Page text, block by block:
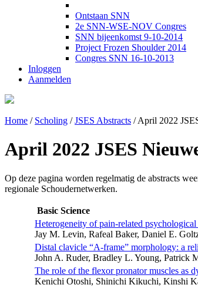
Ontstaan SNN
2e SNN-WSE-NOV Congres
SNN bijeenkomst 9-10-2014
Project Frozen Shoulder 2014
Congres SNN 16-10-2013
Inloggen
Aanmelden
Home / Scholing /JSES Abstracts /April 2022
April 2022 JSES
Op deze pagina worden regelmatig de abstracts
regionale Schoudernetwerken.
Basic Science
Heterogeneity of pain-related
Jay M. Levin, Rafeal Baker, Daniel E.
Distal clavicle “A-frame” morphology: a
John A. Ruder, Bradley L. Young, Patrick
The role of the flexor pronator muscles as
Kenichi Otoshi, Shinichi Kikuchi, Kinshi